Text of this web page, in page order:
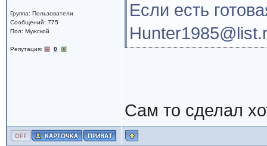
Группа: Пользователи
Сообщений: 775
Пол: Мужской
Репутация: 0
Если есть
Сам то сделал